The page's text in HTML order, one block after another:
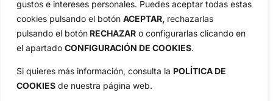
gustos e intereses personales. Puedes aceptar todas estas
cookies pulsando el botón ACEPTAR, rechazarlas
pulsando el botón RECHAZAR o configurarlas clicando en
el apartado CONFIGURACIÓN DE COOKIES.
Si quieres más información, consulta la POLÍTICA DE
COOKIES de nuestra página web.